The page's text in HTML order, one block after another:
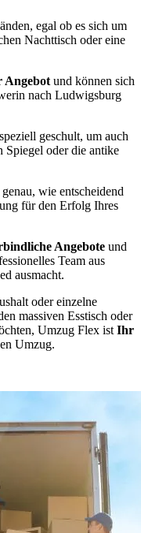
egal ob es sich um
Nachttisch oder eine
Angebot und können sich
nach Ludwigsburg
geschult, um auch
oder die antike
wie entscheidend
für den Erfolg Ihres
Angebote und
Team aus
ausmacht.
oder einzelne
massiven Esstisch oder
Umzug Flex ist Ihr
Umzug.